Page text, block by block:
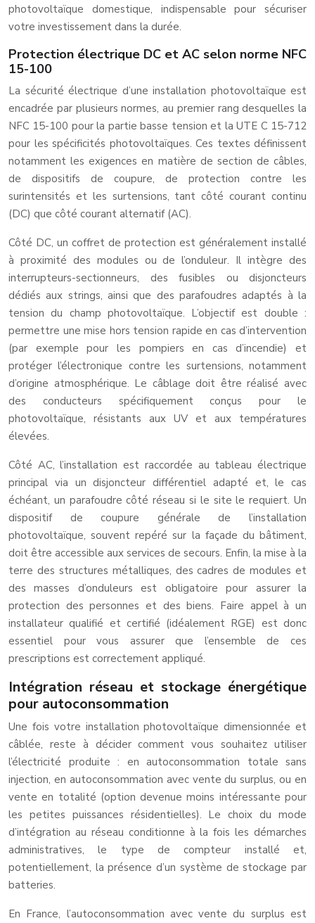
photovoltaïque domestique, indispensable pour sécuriser
votre investissement dans la durée.
Protection électrique DC et AC selon norme NFC
15-100
La sécurité électrique d’une installation photovoltaïque est
encadrée par plusieurs normes, au premier rang desquelles la
NFC 15-100 pour la partie basse tension et la UTE C 15-712
pour les spécificités photovoltaïques. Ces textes définissent
notamment les exigences en matière de section de câbles,
de dispositifs de coupure, de protection contre les
surintensités et les surtensions, tant côté courant continu
(DC) que côté courant alternatif (AC).
Côté DC, un coffret de protection est généralement installé
à proximité des modules ou de l’onduleur. Il intègre des
interrupteurs-sectionneurs, des fusibles ou disjoncteurs
dédiés aux strings, ainsi que des parafoudres adaptés à la
tension du champ photovoltaïque. L’objectif est double :
permettre une mise hors tension rapide en cas d’intervention
(par exemple pour les pompiers en cas d’incendie) et
protéger l’électronique contre les surtensions, notamment
d’origine atmosphérique. Le câblage doit être réalisé avec
des conducteurs spécifiquement conçus pour le
photovoltaïque, résistants aux UV et aux températures
élevées.
Côté AC, l’installation est raccordée au tableau électrique
principal via un disjoncteur différentiel adapté et, le cas
échéant, un parafoudre côté réseau si le site le requiert. Un
dispositif de coupure générale de l’installation
photovoltaïque, souvent repéré sur la façade du bâtiment,
doit être accessible aux services de secours. Enfin, la mise à la
terre des structures métalliques, des cadres de modules et
des masses d’onduleurs est obligatoire pour assurer la
protection des personnes et des biens. Faire appel à un
installateur qualifié et certifié (idéalement RGE) est donc
essentiel pour vous assurer que l’ensemble de ces
prescriptions est correctement appliqué.
Intégration réseau et stockage énergétique
pour autoconsommation
Une fois votre installation photovoltaïque dimensionnée et
câblée, reste à décider comment vous souhaitez utiliser
l’électricité produite : en autoconsommation totale sans
injection, en autoconsommation avec vente du surplus, ou en
vente en totalité (option devenue moins intéressante pour
les petites puissances résidentielles). Le choix du mode
d’intégration au réseau conditionne à la fois les démarches
administratives, le type de compteur installé et,
potentiellement, la présence d’un système de stockage par
batteries.
En France, l’autoconsommation avec vente du surplus est